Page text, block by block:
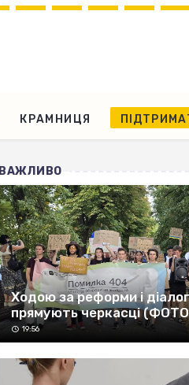
КРАМНИЦЯ
ВАЖЛИВО
Ходою за реформи і діалог
прямують черкасці
19:56